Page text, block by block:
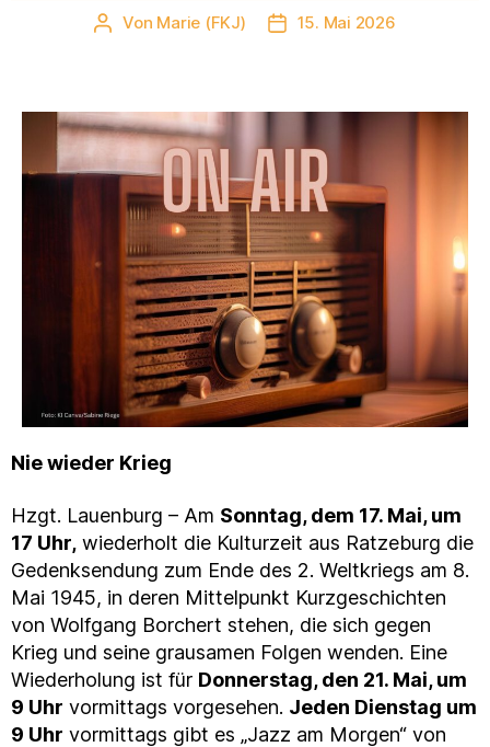
Beitragsautor
Von Marie (FKJ) Veröffentlichungsdatum
15. Mai 2026
Nie wieder Krieg
Hzgt. Lauenburg – Am Sonntag, dem 17. Mai, um
17 Uhr, wiederholt die Kulturzeit aus Ratzeburg die
Gedenksendung zum Ende des 2. Weltkriegs am 8.
Mai 1945, in deren Mittelpunkt Kurzgeschichten
von Wolfgang Borchert stehen, die sich gegen
Krieg und seine grausamen Folgen wenden. Eine
Wiederholung ist für Donnerstag, den 21. Mai, um
9 Uhr vormittags vorgesehen. Jeden Dienstag um
9 Uhr vormittags gibt es „Jazz am Morgen“ von